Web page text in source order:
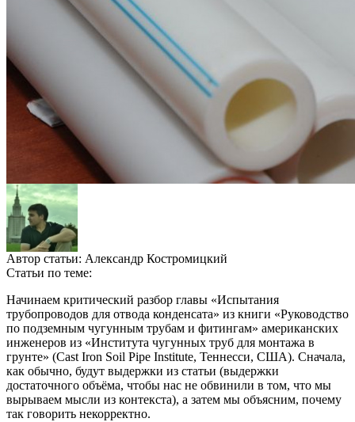
Автор статьи: Александр Костромицкий
Статьи по теме:
Начинаем критический разбор главы «Испытания
трубопроводов для отвода конденсата» из книги «Руководство
по подземным чугунным трубам и фитингам» американских
инженеров из «Института чугунных труб для монтажа в
грунте» (Cast Iron Soil Pipe Institute, Теннесси, США). Сначала,
как обычно, будут выдержки из статьи (выдержки
достаточного объёма, чтобы нас не обвинили в том, что мы
вырываем мысли из контекста), а затем мы объясним, почему
так говорить некорректно.